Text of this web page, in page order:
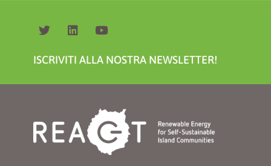
ISCRIVITI ALLA NOSTRA NEWSLETTER!